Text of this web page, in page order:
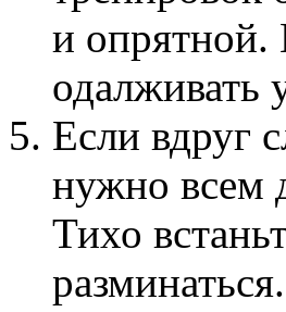
и опрятной.
одалживать
Если вдруг
нужно всем
Тихо
разминаться.